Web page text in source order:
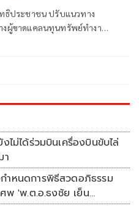
ธิประชาชน ปรับแนวทาง
ผู้ขาดแคลนทุนทรัพย์ทำงาน
ไม่ได้ร่วมบินเครื่องบินขับไล่
า
ำหนดการพิธีสวดอภิธรรม
พ 'พ.ต.อ.ธงชัย เย็น